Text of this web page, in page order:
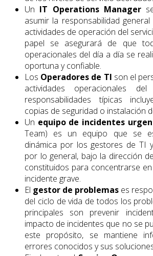
Un IT Operations Manager
asumir la responsabilidad
actividades de operación del
papel se asegurará de que
operacionales del día a día se
oportuna y confiable.
Los Operadores de TI son el
actividades operacionales
responsabilidades típicas
copias de seguridad o instalación
Un equipo de incidentes
Team) es un equipo que se
dinámica por los gestores de TI
por lo general, bajo la dirección
constituidos para concentrarse
incidente grave.
El gestor de problemas es
del ciclo de vida de todos los
principales son prevenir
impacto de incidentes que no se
este propósito, se mantiene
errores conocidos y sus